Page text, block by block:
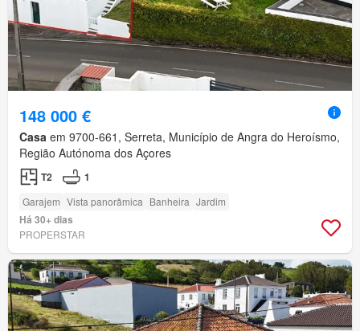
148 000 €
Casa em 9700-661, Serreta, Município de Angra do Heroísmo,
Região Autónoma dos Açores
T2 1
Garajem Vista panorâmica Banheira Jardim
Há 30+ dias
PROPERSTAR